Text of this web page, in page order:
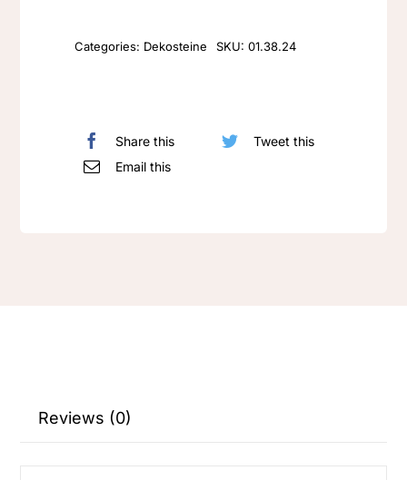
Categories: Dekosteine SKU:01.38.24
Share this
Tweet this
Email this
Reviews (0)